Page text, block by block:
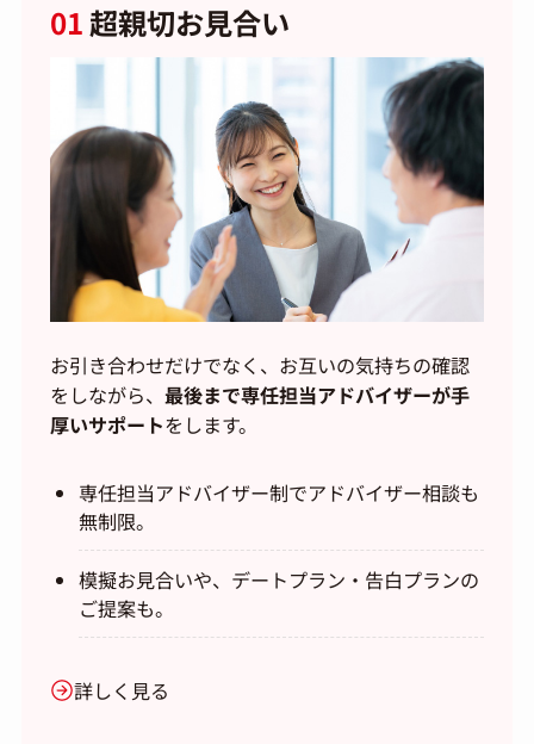
01 超親切お見合い
お引き合わせだけでなく、お互いの気持ちの確認
をしながら、最後まで専任担当アドバイザーが手
厚いサポートをします。
専任担当アドバイザー制でアドバイザー相談も
無制限。
模擬お見合いや、デートプラン・告白プランの
ご提案も。
詳しく見る